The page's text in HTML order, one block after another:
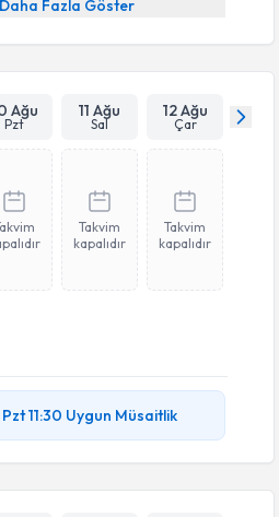
Daha Fazla Göster
Ağu
Pzt
11 Ağu
Sal
12 Ağu
Çar
Takvim
kapalıdır
Takvim
kapalıdır
Pzt11:30 Uygun Müsaitlik